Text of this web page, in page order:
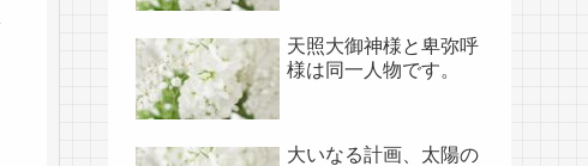
天照大御神様と卑弥呼
様は同一人物です。
大いなる計画、太陽の